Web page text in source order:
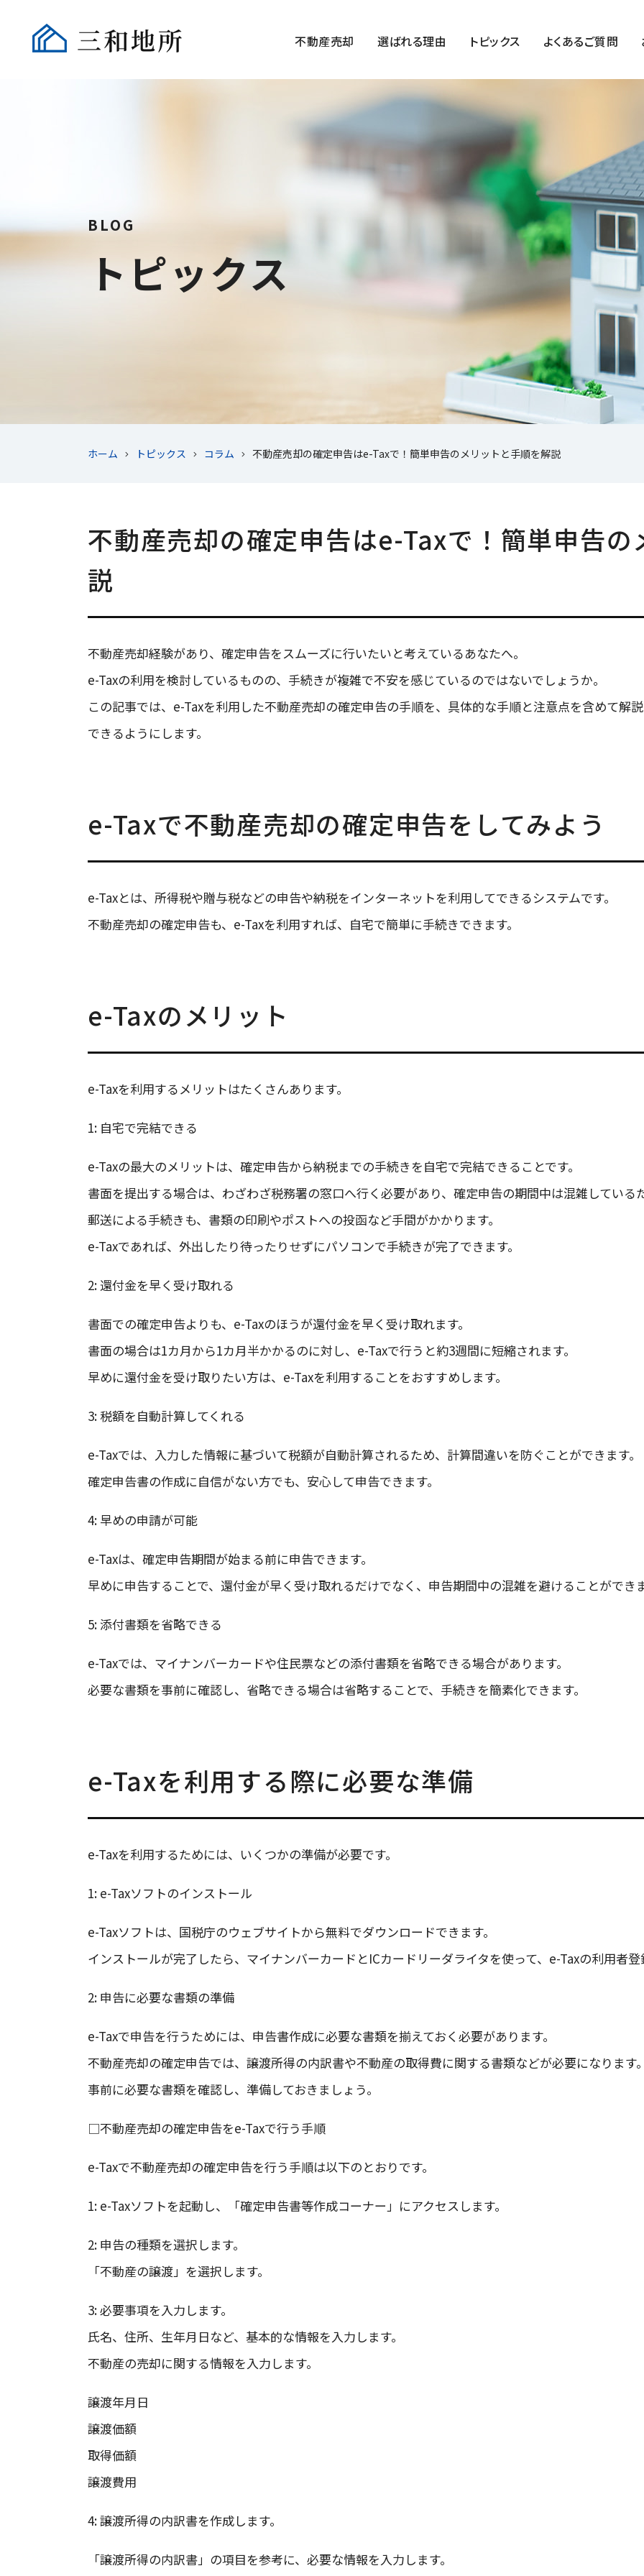
不動産売却 選ばれる理由 トピックス よくあるご質問
BLOG
トピックス
ホーム トピックス コラム 不動産売却の確定申告はe-Taxで！簡単申告のメリットと手順を解説
不動産売却の確定申告はe-Taxで！簡単申告
説
不動産売却経験があり、確定申告をスムーズに行いたいと考えているあなたへ。
e-Taxの利用を検討しているものの、手続きが複雑で不安を感じているのではないでしょうか。
この記事では、e-Taxを利用した不動産売却の確定申告の手順を、具体的な手順と注意点を含めて解
できるようにします。
e-Taxで不動産売却の確定申告をしてみよう
e-Taxとは、所得税や贈与税などの申告や納税をインターネットを利用してできるシステムです。
不動産売却の確定申告も、e-Taxを利用すれば、自宅で簡単に手続きできます。
e-Taxのメリット
e-Taxを利用するメリットはたくさんあります。
1: 自宅で完結できる
e-Taxの最大のメリットは、確定申告から納税までの手続きを自宅で完結できることです。
書面を提出する場合は、わざわざ税務署の窓口へ行く必要があり、確定申告の期間中は混雑している
郵送による手続きも、書類の印刷やポストへの投函など手間がかかります。
e-Taxであれば、外出したり待ったりせずにパソコンで手続きが完了できます。
2: 還付金を早く受け取れる
書面での確定申告よりも、e-Taxのほうが還付金を早く受け取れます。
書面の場合は1カ月から1カ月半かかるのに対し、e-Taxで行うと約3週間に短縮されます。
早めに還付金を受け取りたい方は、e-Taxを利用することをおすすめします。
3: 税額を自動計算してくれる
e-Taxでは、入力した情報に基づいて税額が自動計算されるため、計算間違いを防ぐことができます。
確定申告書の作成に自信がない方でも、安心して申告できます。
4: 早めの申請が可能
e-Taxは、確定申告期間が始まる前に申告できます。
早めに申告することで、還付金が早く受け取れるだけでなく、申告期間中の混雑を避けることができ
5: 添付書類を省略できる
e-Taxでは、マイナンバーカードや住民票などの添付書類を省略できる場合があります。
必要な書類を事前に確認し、省略できる場合は省略することで、手続きを簡素化できます。
e-Taxを利用する際に必要な準備
e-Taxを利用するためには、いくつかの準備が必要です。
1: e-Taxソフトのインストール
e-Taxソフトは、国税庁のウェブサイトから無料でダウンロードできます。
インストールが完了したら、マイナンバーカードとICカードリーダライタを使って、e-Taxの利用者
2: 申告に必要な書類の準備
e-Taxで申告を行うためには、申告書作成に必要な書類を揃えておく必要があります。
不動産売却の確定申告では、譲渡所得の内訳書や不動産の取得費に関する書類などが必要になります
事前に必要な書類を確認し、準備しておきましょう。
□不動産売却の確定申告をe-Taxで行う手順
e-Taxで不動産売却の確定申告を行う手順は以下のとおりです。
1: e-Taxソフトを起動し、「確定申告書等作成コーナー」にアクセスします。
2: 申告の種類を選択します。
「不動産の譲渡」を選択します。
3: 必要事項を入力します。
氏名、住所、生年月日など、基本的な情報を入力します。
不動産の売却に関する情報を入力します。
譲渡年月日
譲渡価額
取得価額
譲渡費用
4: 譲渡所得の内訳書を作成します。
「譲渡所得の内訳書」の項目を参考に、必要な情報を入力します。